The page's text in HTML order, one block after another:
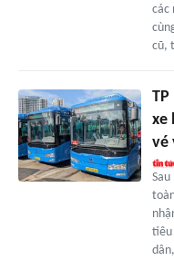
các
cũ,
xe
vé
tiêu